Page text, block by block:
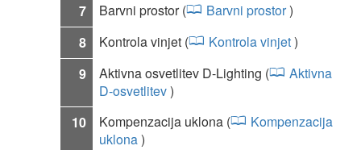
7
Barvni prostor ( Barvni prostor)
8
Kontrola vinjet ( Kontrola vinjet)
9
Aktivna osvetlitev D-Lighting (
Aktivna
D-osvetlitev)
10
Kompenzacija uklona (
Kompenzacija
uklona)